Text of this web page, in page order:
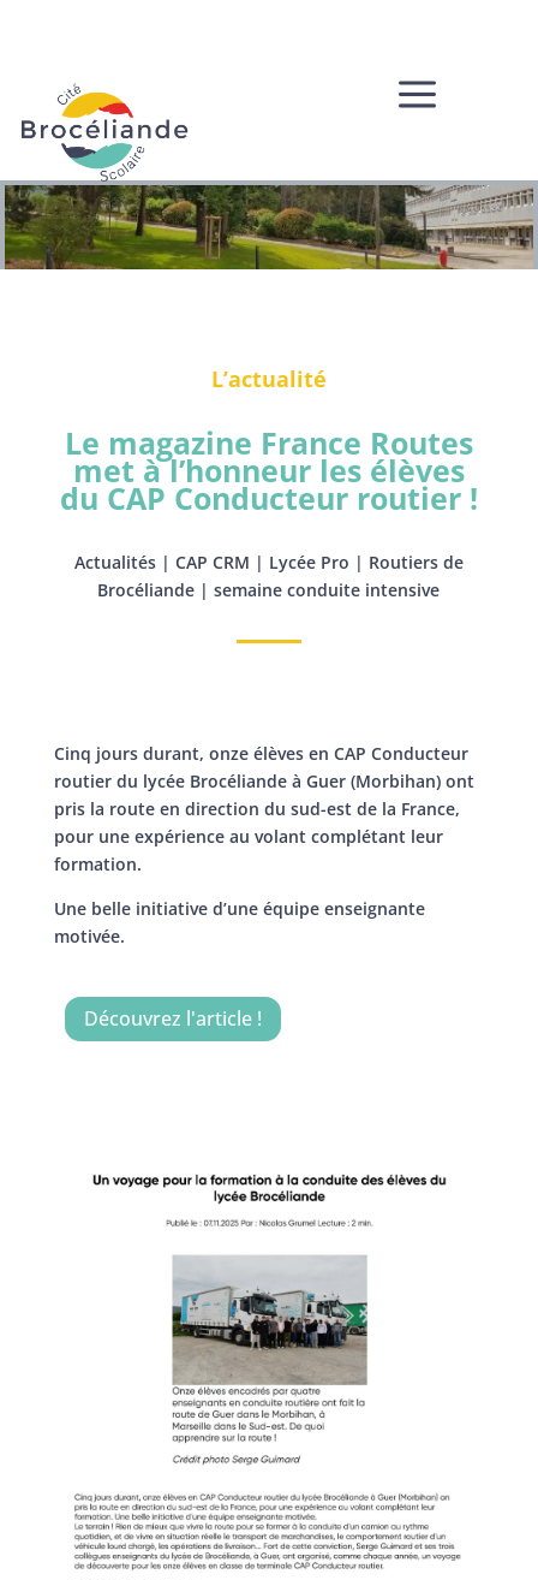
a
L’actualité
Le magazine France Routes
met à l’honneur les élèves
du CAP Conducteur routier !
Actualités| CAP CRM | Lycée Pro | Routiers de
Brocéliande |semaine conduite intensive
Cinq jours durant, onze élèves en CAP Conducteur
routier du lycée Brocéliande à Guer (Morbihan) ont
pris la route en direction du sud-est de la France,
pour une expérience au volant complétant leur
formation.
Une belle initiative d’une équipe enseignante
motivée.
Découvrez l'article !